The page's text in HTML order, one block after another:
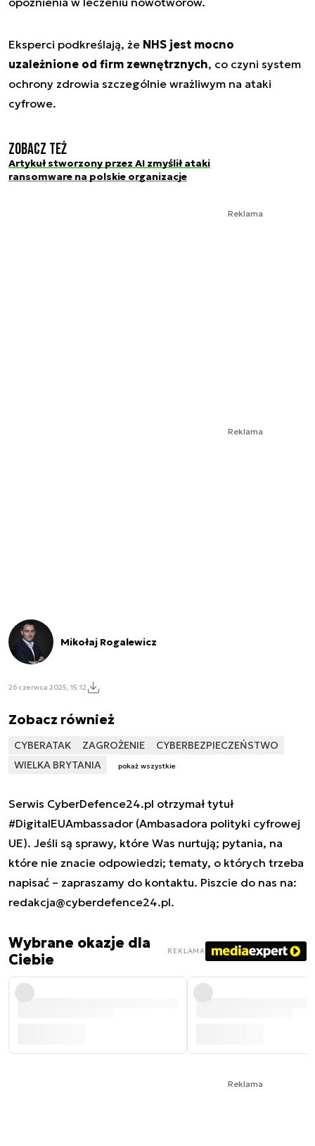
Eksperci podkreślają, że NHS jest mocno
uzależnione od firm zewnętrznych, co czyni system
ochrony zdrowia szczególnie wrażliwym na ataki
cyfrowe.
Zobacz też
Artykuł stworzony przez AI zmyślił ataki
ransomware na polskie organizacje
Reklama
Reklama
Mikołaj Rogalewicz
26 czerwca 2025, 15:12
Zobacz również
CYBERATAK ZAGROŻENIE
CYBERBEZPIECZEŃSTWO
WIELKA BRYTANIA
pokaż wszystkie
Serwis CyberDefence24.pl otrzymał tytuł
#DigitalEUAmbassador (Ambasadora polityki cyfrowej
UE). Jeśli są sprawy, które Was nurtują; pytania, na
które nie znacie odpowiedzi; tematy, o których trzeba
napisać – zapraszamy do kontaktu. Piszcie do nas na:
redakcja@cyberdefence24.pl.
Wybrane okazje dla
Ciebie
REKLAMA
Reklama